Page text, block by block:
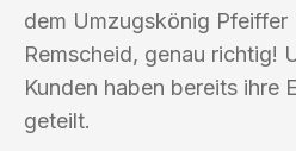
dem Umzugskönig Pfeiffer
Remscheid, genau richtig!
Kunden haben bereits ihre
geteilt.